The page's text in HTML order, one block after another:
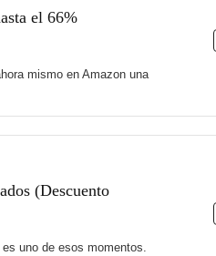
el 66%
mismo en Amazon una
(Descuento
uno de esos momentos.